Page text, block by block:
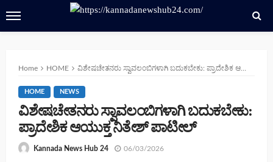
Home HOME ವಿಶೇಷಚೇತನರು ಸ್ವಾವಲಂಬಿಗಳಾಗಿ ಬದುಕಬೇಕು: ಪ್ರಾದೇಶಿಕ ಆಯುಕ್ತ ನಿತೇಶ್ ಪಾಟೀಲ್
HOME NEWS
ವಿಶೇಷಚೇತನರು ಸ್ವಾವಲಂಬಿಗಳಾಗಿ ಬದುಕಬೇಕು:
ಪ್ರಾದೇಶಿಕ ಆಯುಕ್ತ ನಿತೇಶ್ ಪಾಟೀಲ್
Kannada News Hub 24 06/03/2026